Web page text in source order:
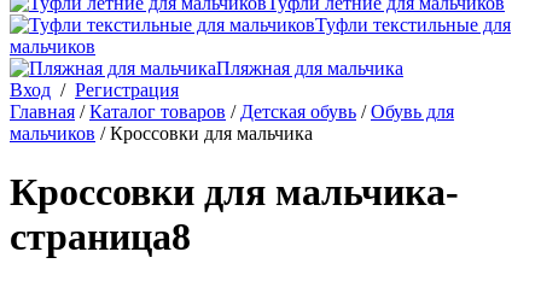
Туфли текстильные для
мальчиков
Пляжная для мальчика
Вход / Регистрация
Главная / Каталог товаров / Детская обувь / Обувь для
мальчиков / Кроссовки для мальчика
Кроссовки для мальчика-
страница8